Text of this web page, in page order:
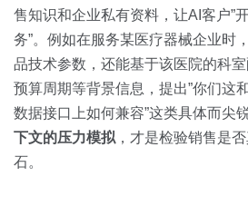
售知识和企业私有资料，让AI客户”
务”。例如在服务某医疗器械企业时
品技术参数，还能基于该医院的科室
预算周期等背景信息，提出”你们这
数据接口上如何兼容”这类具体而尖
下文的压力模拟 ，才是检验销售是
石。